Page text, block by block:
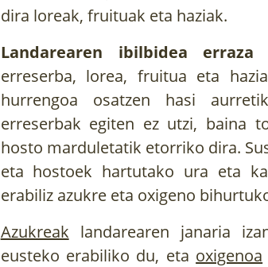
dira loreak, fruituak eta haziak.
Landarearen ibilbidea erraza
erreserba, lorea, fruitua eta
hurrengoa osatzen hasi
erreserbak egiten ez utzi, baina
hosto marduletatik etorriko dira.
eta hostoek hartutako ura eta
erabiliz azukre eta oxigeno
Azukreak landarearen janaria
eusteko erabiliko du, eta oxigenoa